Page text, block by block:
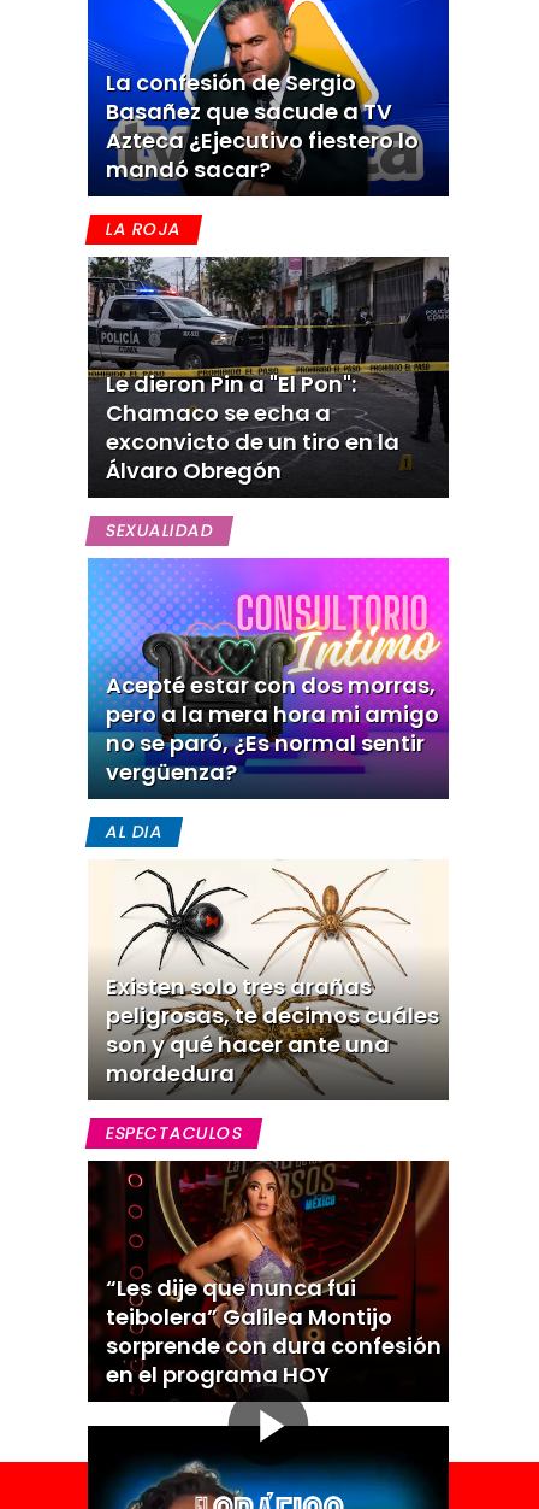
La confesión de Sergio
Basañez que sacude a TV
Azteca ¿Ejecutivo fiestero lo
mandó sacar?
LA ROJA
Le dieron Pin a "El Pon":
Chamaco se echa a
exconvicto de un tiro en la
Álvaro Obregón
SEXUALIDAD
Acepté estar con dos morras,
pero a la mera hora mi amigo
no se paró, ¿Es normal sentir
vergüenza?
AL DIA
Existen solo tres arañas
peligrosas, te decimos cuáles
son y qué hacer ante una
mordedura
ESPECTACULOS
“Les dije que nunca fui
teibolera” Galilea Montijo
sorprende con dura confesión
en el programa HOY